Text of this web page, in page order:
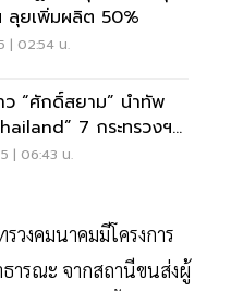
ลุยเพิ่มผลิต 50%
| 02:54 น.
ว “ศักดิ์สยาม” นำทัพ
7 กระทรวงฯ
ย-ลาว-จีน
| 06:43 น.
วงคมนาคมมีโครงการ
ธารณะ จากสถานีขนส่งผู้